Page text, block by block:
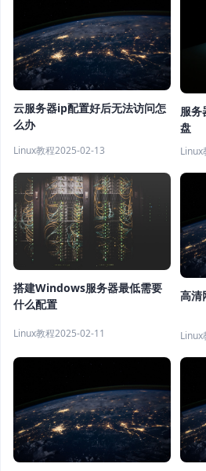
云服务器ip配置好后无法访问怎
么办
Linux教程2025-02-13
服务
盘
Linux
搭建Windows服务器最低需要
什么配置
Linux教程2025-02-11
高清
Linux